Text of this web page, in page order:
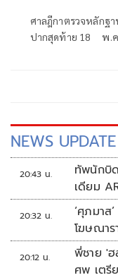
ศาลฎีกาตรวจหลักฐ
ปากสุดท้าย 18 พ.
NEWS UPDATE
20:43 น.
ทัพนักบิ
เดียม
20:32 น.
‘ศุภมาส
โฆษณาร
20:12 น.
พี่ชาย 'ฮ
ศพ เตรี